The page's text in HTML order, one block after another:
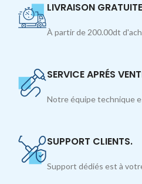
LIVRAISON
À partir de 200.00dt
SERVICE APRÉS
Notre équipe technique
SUPPORT CLIENTS.
Support dédiés est à